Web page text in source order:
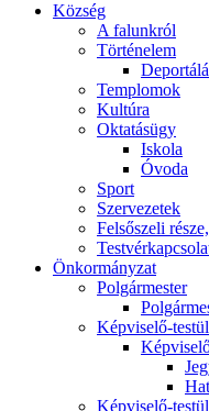
Község
A falunkról
Történelem
Templomok
Kultúra
Oktatásügy
Iskola
Óvoda
Sport
Szervezetek
Felsőszeli
Önkormányzat
Polgármester
Képviselő-
Képviselő-